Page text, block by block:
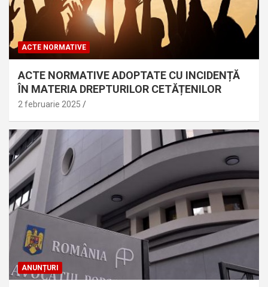
ACTE NORMATIVE
ACTE NORMATIVE ADOPTATE CU INCIDENȚĂ
ÎN MATERIA DREPTURILOR CETĂȚENILOR
2 februarie 2025
ANUNȚURI